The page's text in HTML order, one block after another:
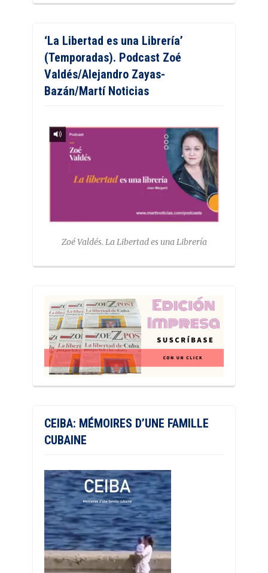
‘La Libertad es una Librería’
(Temporadas). Podcast Zoé
Valdés/Alejandro Zayas-
Bazán/Martí Noticias
Zoé Valdés. La Libertad es una Librería
CEIBA: MÉMOIRES D’UNE FAMILLE
CUBAINE